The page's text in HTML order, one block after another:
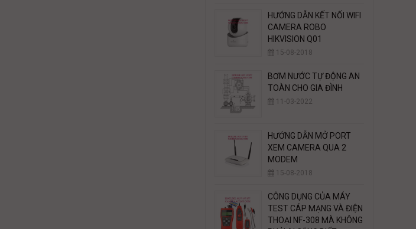
HƯỚNG DẪN KẾT NỐI WIFI
CAMERA ROBO
HIKVISION Q01
15-08-2018
BƠM NƯỚC TỰ ĐỘNG AN
TOÀN CHO GIA ĐÌNH
11-03-2022
HƯỚNG DẪN MỞ PORT
XEM CAMERA QUA 2
MODEM
15-08-2018
CÔNG DỤNG CỦA MÁY
TEST CÁP MẠNG VÀ ĐIỆN
THOẠI NF-308 MÀ KHÔNG